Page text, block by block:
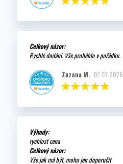
Celkový názor:
Rychlé dodání. Vše proběhlo v pořádku.
Zuzana M. 07.07.2026
Výhody:
rychlost cena
Celkový názor:
Vše jak má být, mohu jen doporučit